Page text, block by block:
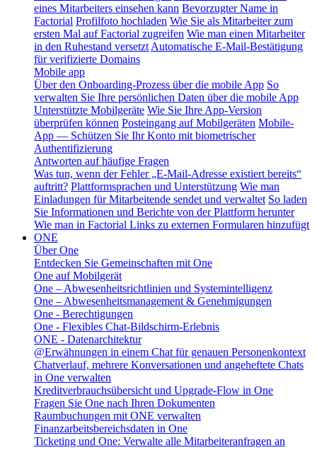
eines Mitarbeiters einsehen kann Bevorzugter Name in
Factorial Profilfoto hochladen Wie Sie als Mitarbeiter zum
ersten Mal auf Factorial zugreifen Wie man einen Mitarbeiter
in den Ruhestand versetzt Automatische E-Mail-Bestätigung
für verifizierte Domains
Mobile app
Über den Onboarding-Prozess über die mobile App So
verwalten Sie Ihre persönlichen Daten über die mobile App
Unterstützte Mobilgeräte Wie Sie Ihre App-Version
überprüfen können Posteingang auf Mobilgeräten Mobile-
App — Schützen Sie Ihr Konto mit biometrischer
Authentifizierung
Antworten auf häufige Fragen
Was tun, wenn der Fehler „E-Mail-Adresse existiert bereits“
auftritt? Plattformsprachen und Unterstützung Wie man
Einladungen für Mitarbeitende sendet und verwaltet So laden
Sie Informationen und Berichte von der Plattform herunter
Wie man in Factorial Links zu externen Formularen hinzufügt
ONE
Über One
Entdecken Sie Gemeinschaften mit One
One auf Mobilgerät
One – Abwesenheitsrichtlinien und Systemintelligenz
One – Abwesenheitsmanagement & Genehmigungen
One - Berechtigungen
One - Flexibles Chat-Bildschirm-Erlebnis
ONE - Datenarchitektur
@Erwähnungen in einem Chat für genauen Personenkontext
Chatverlauf, mehrere Konversationen und angeheftete Chats
in One verwalten
Kreditverbrauchsübersicht und Upgrade-Flow in One
Fragen Sie One nach Ihren Dokumenten
Raumbuchungen mit ONE verwalten
Finanzarbeitsbereichsdaten in One
Ticketing und One: Verwalte alle Mitarbeiteranfragen an